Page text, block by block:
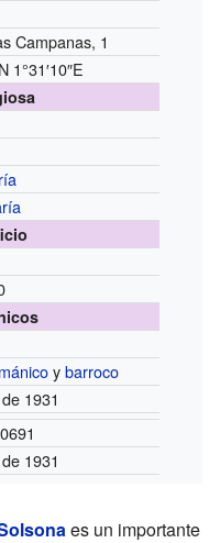
Campanas, 1
1°31′10″E
ybarroco
1931
1931
es un importante